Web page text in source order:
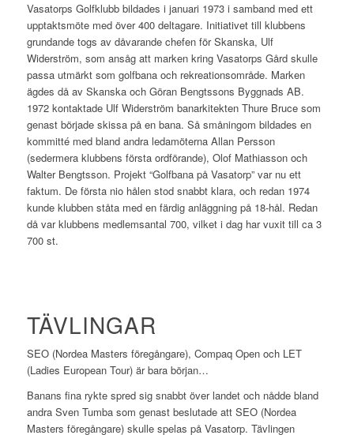
Vasatorps Golfklubb bildades i januari 1973 i samband med ett
upptaktsmöte med över 400 deltagare. Initiativet till klubbens
grundande togs av dåvarande chefen för Skanska, Ulf
Widerström, som ansåg att marken kring Vasatorps Gård skulle
passa utmärkt som golfbana och rekreationsområde. Marken
ägdes då av Skanska och Göran Bengtssons Byggnads AB.
1972 kontaktade Ulf Widerström banarkitekten Thure Bruce som
genast började skissa på en bana. Så småningom bildades en
kommitté med bland andra ledamöterna Allan Persson
(sedermera klubbens första ordförande), Olof Mathiasson och
Walter Bengtsson. Projekt “Golfbana på Vasatorp” var nu ett
faktum. De första nio hålen stod snabbt klara, och redan 1974
kunde klubben ståta med en färdig anläggning på 18-hål. Redan
då var klubbens medlemsantal 700, vilket i dag har vuxit till ca 3
700 st.
TÄVLINGAR
SEO (Nordea Masters föregångare), Compaq Open och LET
(Ladies European Tour) är bara början…
Banans fina rykte spred sig snabbt över landet och nådde bland
andra Sven Tumba som genast beslutade att SEO (Nordea
Masters föregångare) skulle spelas på Vasatorp. Tävlingen